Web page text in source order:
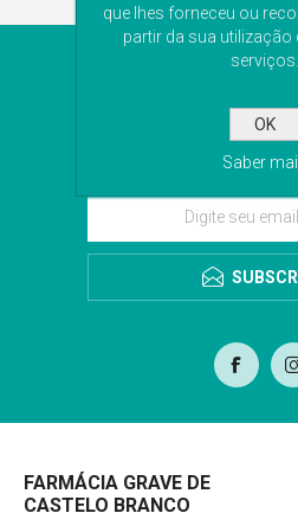
Subscreva a nossa
últimas novidades. Iremos
para o envio da
FARMÁCIA GRAVE DE
CASTELO BRANCO
que lhes forneceu ou
partir da sua utilização
serviços.
OK
Saber